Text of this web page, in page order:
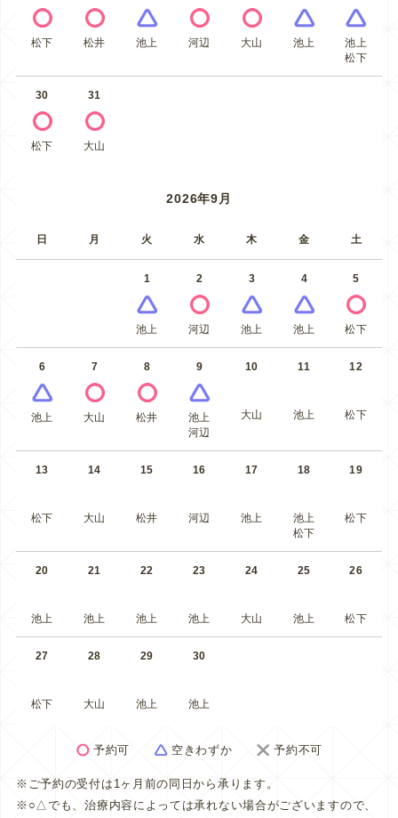
松下 松井 池上 河辺 大山 池上
池上
松下
30
松下
31
大山
2026年9月
日 月 火 水 木 金 土
1
池上
2
河辺
3
池上
4
池上
5
松下
6
池上
7
大山
8
松井
9
池上
河辺
10
大山
11
池上
12
松下
13
松下
14
大山
15
松井
16
河辺
17
池上
18
池上
松下
19
松下
20
池上
21
池上
22
池上
23
池上
24
大山
25
池上
26
松下
27
松下
28
大山
29
池上
30
池上
予約可 空きわずか 予約不可
※ご予約の受付は1ヶ月前の同日から承ります。
※○△でも、治療内容によっては承れない場合がございますので、